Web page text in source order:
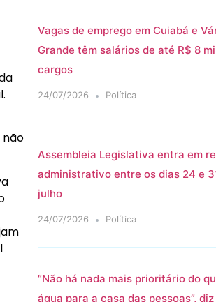
não
Vagas de emprego em Cuiabá e
Grande têm salários de até R$ 8
cargos
24/07/2026 Política
Assembleia Legislativa entra em
administrativo entre os dias 24 e
julho
24/07/2026 Política
“Não há nada mais prioritário do
água para a casa das pessoas”, diz